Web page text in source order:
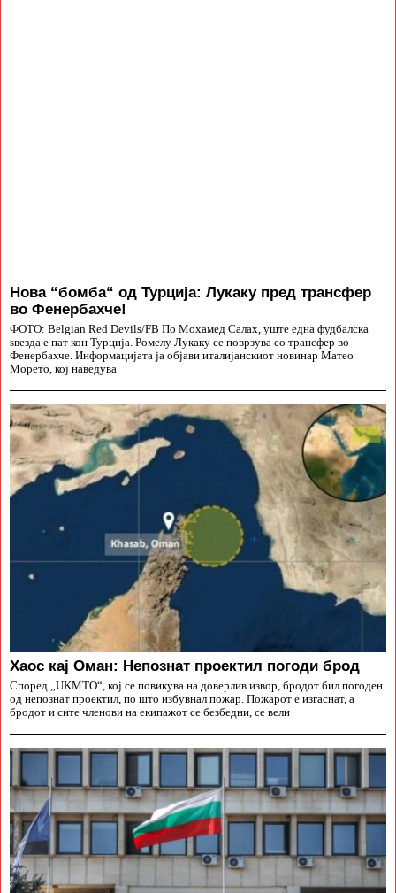
Нова “бомба“ од Турција: Лукаку пред трансфер
во Фенербахче!
ФОТО: Belgian Red Devils/FB По Мохамед Салах, уште една фудбалска
ѕвезда е пат кон Турција. Ромелу Лукаку се поврзува со трансфер во
Фенербахче. Информацијата ја објави италијанскиот новинар Матео
Морето, кој наведува
Хаос кај Оман: Непознат проектил погоди брод
Според „UKMTO“, кој се повикува на доверлив извор, бродот бил погоден
од непознат проектил, по што избувнал пожар. Пожарот е изгаснат, а
бродот и сите членови на екипажот се безбедни, се вели